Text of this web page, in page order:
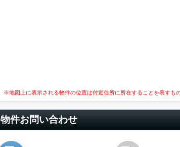
※地図上に表示される物件の位置は付近住所に所在することを表すも
物件お問い合わせ